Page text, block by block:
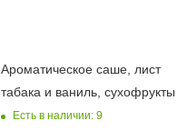
Ароматическое саше, лист
табака и ваниль, сухофрукты
Есть в наличии: 9